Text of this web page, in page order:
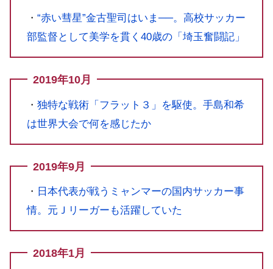
・ “赤い彗星”金古聖司はいま──。高校サッカー
部監督として美学を貫く40歳の「埼玉奮闘記」
2019年10月
・ 独特な戦術「フラット３」を駆使。手島和希
は世界大会で何を感じたか
2019年9月
・ 日本代表が戦うミャンマーの国内サッカー事
情。元Ｊリーガーも活躍していた
2018年1月